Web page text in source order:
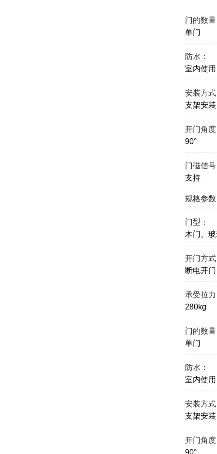
门的数
单门
防水：
室内使
安装方
支架安
开门角
90°
门磁信
支持
规格参数
门型：
木门、
开门方
断电开门
承受拉
280kg
门的数
单门
防水：
室内使
安装方
支架安
开门角
90°